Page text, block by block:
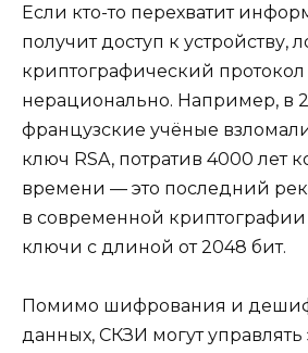
Если кто-то перехватит
получит доступ к устройству,
криптографический протокол
нерационально. Например, в
французские учёные
ключ RSA, потратив 4000 лет
времени — это последний
в современной криптографии
ключи с длиной от 2048 бит.
Помимо шифрования и
данных, СКЗИ могут управлять